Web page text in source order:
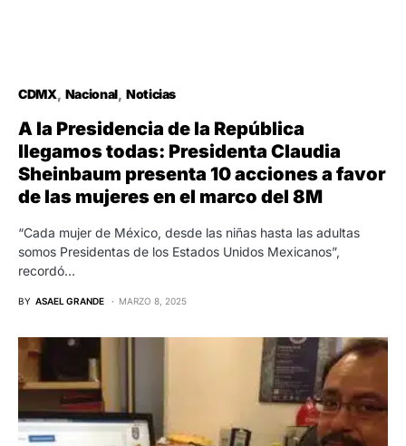
CDMX Nacional Noticias
A la Presidencia de la República
llegamos todas: Presidenta Claudia
Sheinbaum presenta 10 acciones a favor
de las mujeres en el marco del 8M
“Cada mujer de México, desde las niñas hasta las adultas
somos Presidentas de los Estados Unidos Mexicanos”,
recordó…
BY ASAEL GRANDE MARZO 8, 2025